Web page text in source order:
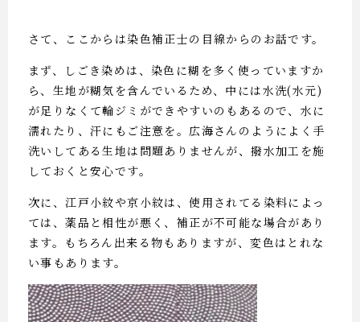
さて、ここからは染色補正士の目線からのお話です。
まず、しごき染めは、染色に糊を多く使っていますか
ら、生地が糊気を含んでいるため、中には水洗(水元)
が足りなくて輪ジミができやすいのもあるので、水に
濡れたり、汗にもご注意を。広海さんのようによく手
洗いしてある生地は問題ありませんが、撥水加工を施
しておくと安心です。
次に、江戸小紋や京小紋は、使用されてる染料によっ
ては、薬品と相性が悪く、補正が不可能な場合があり
ます。もちろん出来る物もありますが、変色はとれな
い事もあります。